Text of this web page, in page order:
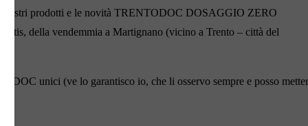
nostri prodotti e le novità TRENTODOC DOSAGGIO ZERO
della vendemmia a Martignano (vicino a Trento – città del
unici (ve lo garantisco io, che li osservo sempre e posso